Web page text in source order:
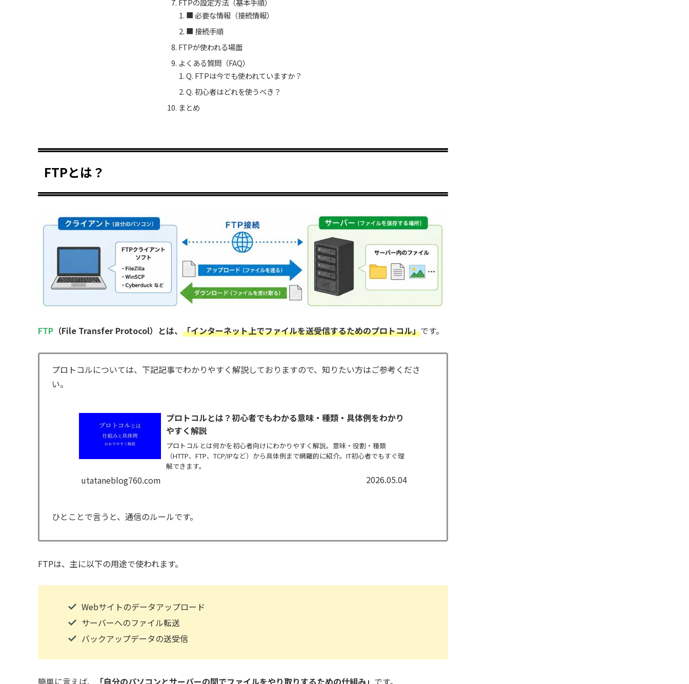
FTPの設定方法（基本手順）
■ 必要な情報（接続情報）
■ 接続手順
FTPが使われる場面
よくある質問（FAQ）
Q. FTPは今でも使われていますか？
Q. 初心者はどれを使うべき？
まとめ
FTPとは？
FTP （File Transfer Protocol）とは、 「インターネット上でファイルを送受信するためのプロトコル」です。
プロトコルについては、下記記事でわかりやすく解説しておりますので、知りたい方はご参考くださ
い。
プロトコルとは？初心者でもわかる意味・種類・具体例をわかり
やすく解説
プロトコルとは何かを初心者向けにわかりやすく解説。意味・役割・種類
（HTTP、FTP、TCP/IPなど）から具体例まで網羅的に紹介。IT初心者でもすぐ理
解できます。
utataneblog760.com 2026.05.04
ひとことで言うと、通信のルールです。
FTPは、主に以下の用途で使われます。
Webサイトのデータアップロード
サーバーへのファイル転送
バックアップデータの送受信
簡単に言えば、 「自分のパソコンとサーバーの間でファイルをやり取りするための仕組み」 です。